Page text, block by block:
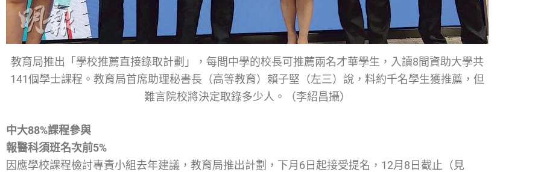
教育局推出「學校推薦直接錄取計劃」，每間中學的校長可推薦兩名才華學生，入讀8間資助大學共
141個學士課程。教育局首席助理秘書長（高等教育）賴子堅（左三）說，料約千名學生獲推薦，但
難言院校將決定取錄多少人。（李紹昌攝）
中大88%課程參與
報醫科須班名次前5%
因應學校課程檢討專責小組去年建議，教育局推出計劃，下月6日起接受提名，12月8日截止（見